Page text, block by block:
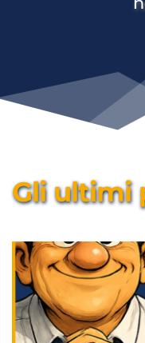
Gli ultimi